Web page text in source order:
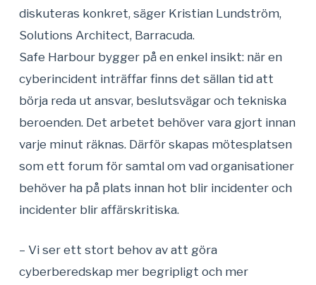
diskuteras konkret, säger Kristian Lundström,
Solutions Architect, Barracuda.
Safe Harbour bygger på en enkel insikt: när en
cyberincident inträffar finns det sällan tid att
börja reda ut ansvar, beslutsvägar och tekniska
beroenden. Det arbetet behöver vara gjort innan
varje minut räknas. Därför skapas mötesplatsen
som ett forum för samtal om vad organisationer
behöver ha på plats innan hot blir incidenter och
incidenter blir affärskritiska.
– Vi ser ett stort behov av att göra
cyberberedskap mer begripligt och mer